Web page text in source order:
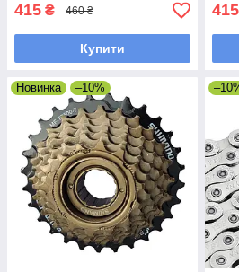
415 ₴ 460 ₴
Купити
415
Новинка –10%